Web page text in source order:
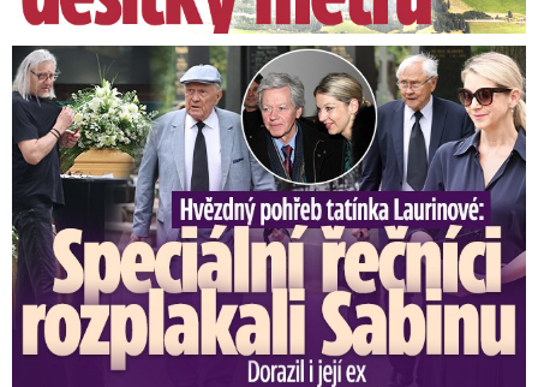
Speciální řečníci nad rakví Laurina: Rozbrečeli i dceru